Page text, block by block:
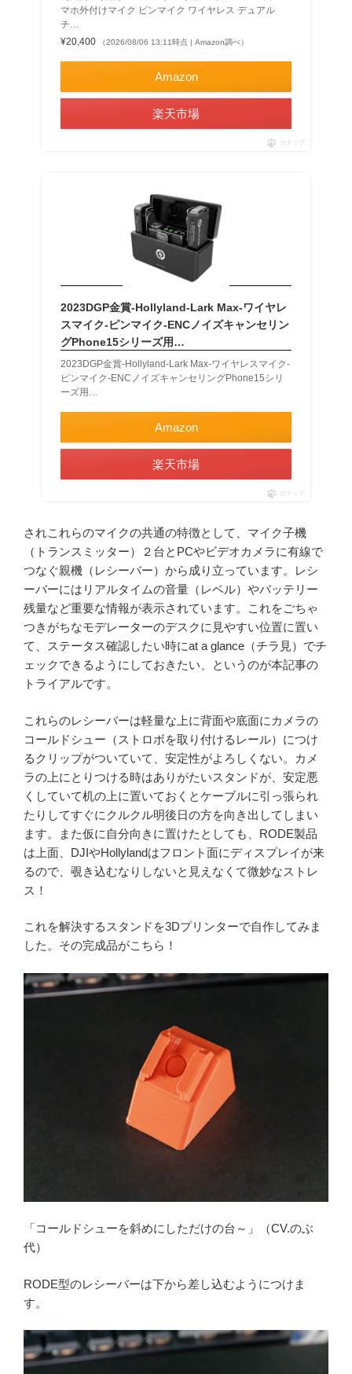
マホ外付けマイク ピンマイク ワイヤレス デュアル
チ…
¥20,400
（2026/08/06 13:11時点 | Amazon調べ）
Amazon
楽天市場
ポチップ
2023DGP金賞-Hollyland-Lark Max-ワイヤレ
スマイク-ピンマイク-ENCノイズキャンセリン
グPhone15シリーズ用…
2023DGP金賞-Hollyland-Lark Max-ワイヤレスマイク-
ピンマイク-ENCノイズキャンセリングPhone15シリ
ーズ用…
Amazon
楽天市場
ポチップ
されこれらのマイクの共通の特徴として、マイク子機
（トランスミッター）２台とPCやビデオカメラに有線で
つなぐ親機（レシーバー）から成り立っています。レシ
ーバーにはリアルタイムの音量（レベル）やバッテリー
残量など重要な情報が表示されています。これをごちゃ
つきがちなモデレーターのデスクに見やすい位置に置い
て、ステータス確認したい時にat a glance（チラ見）でチ
ェックできるようにしておきたい、というのが本記事の
トライアルです。
これらのレシーバーは軽量な上に背面や底面にカメラの
コールドシュー（ストロボを取り付けるレール）につけ
るクリップがついていて、安定性がよろしくない。カメ
ラの上にとりつける時はありがたいスタンドが、安定悪
くしていて机の上に置いておくとケーブルに引っ張られ
たりしてすぐにクルクル明後日の方を向き出してしまい
ます。また仮に自分向きに置けたとしても、RODE製品
は上面、DJIやHollylandはフロント面にディスプレイが来
るので、覗き込むなりしないと見えなくて微妙なストレ
ス！
これを解決するスタンドを3Dプリンターで自作してみま
した。その完成品がこちら！
「コールドシューを斜めにしただけの台～」（CV.のぶ
代）
RODE型のレシーバーは下から差し込むようにつけま
す。